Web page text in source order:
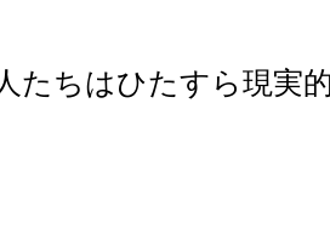
たちはひたすら現実